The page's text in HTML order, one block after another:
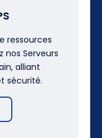
ressources
nos Serveurs
alliant
sécurité.